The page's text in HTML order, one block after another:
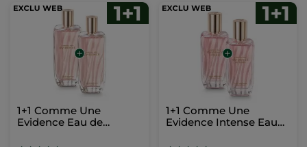
1+1 Comme Une
Evidence Eau de
1+1 Comme Une
Evidence Intense Eau